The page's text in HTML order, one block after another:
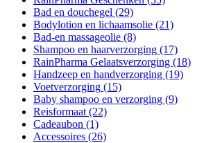
Bad en douchegel (29)
Bodylotion en lichaamsolie (21)
Bad-en massageolie (8)
Shampoo en haarverzorging (17)
RainPharma Gelaatsverzorging (18)
Handzeep en handverzorging (19)
Voetverzorging (15)
Baby shampoo en verzorging (9)
Reisformaat (22)
Cadeaubon (1)
Accessoires (26)